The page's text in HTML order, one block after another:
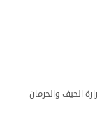
الحيف والحرمان